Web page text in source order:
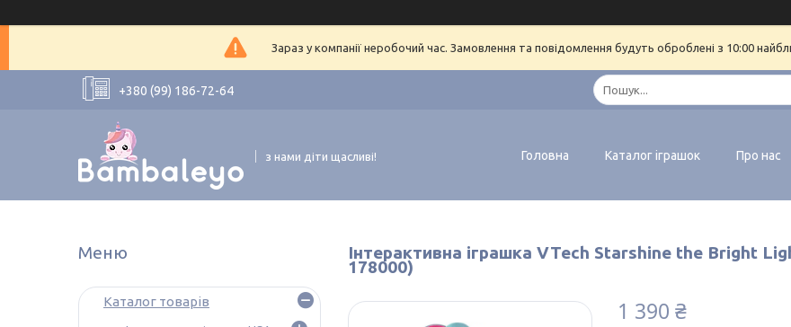
Зараз у компанії неробочий час. Замовлення та повідомлення будуть оброблені з 10:00
+380 (99) 186-72-64
з нами діти щасливі! Головна Каталог іграшок Про нас
Інтерактивна іграшка VTech Starshine the Bright
178000)
1 390 ₴
Каталог товарів